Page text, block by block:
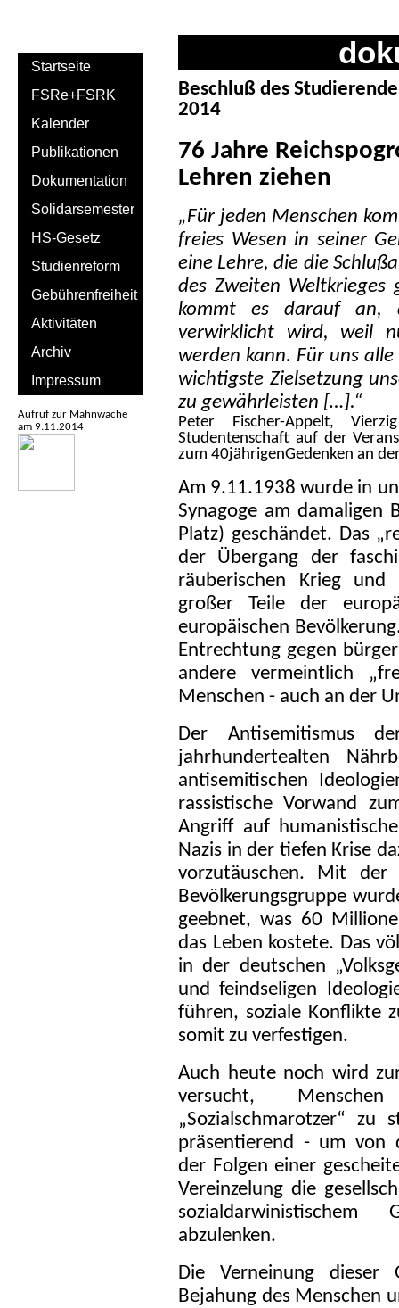
Beschluß des
2014
76 Jahre
Lehren ziehen
„Für jeden Menschen
freies Wesen in seiner
eine Lehre, die die
des Zweiten Weltkrieges
kommt es darauf an,
verwirklicht wird, weil
werden kann. Für uns
wichtigste Zielsetzung
zu gewährleisten […].“
Peter Fischer-Appelt,
Studentenschaft auf der
zum 40jährigenGedenken an
Am 9.11.1938 wurde in
Synagoge am damaligen
Platz) geschändet. Das
der Übergang der
räuberischen Krieg und
großer Teile der
europäischen
Entrechtung gegen
andere vermeintlich
Menschen - auch an der
Der Antisemitismus
jahrhundertealten
antisemitischen
rassistische Vorwand
Angriff auf
Nazis in der tiefen Krise
vorzutäuschen. Mit der
Bevölkerungsgruppe
geebnet, was 60
das Leben kostete. Das
in der deutschen
und feindseligen
führen, soziale Konflikte
somit zu verfestigen.
Auch heute noch wird
versucht,
„Sozialschmarotzer“ zu
präsentierend - um von
der Folgen einer
Vereinzelung die
sozialdarwinistischem
abzulenken.
Die Verneinung
Bejahung des Menschen
Startseite
FSRe+FSRK
Kalender
Publikationen
Dokumentation
Solidarsemester
HS-Gesetz
Studienreform
Gebührenfreiheit
Aktivitäten
Archiv
Impressum
Aufruf zur Mahnwache
am 9.11.2014